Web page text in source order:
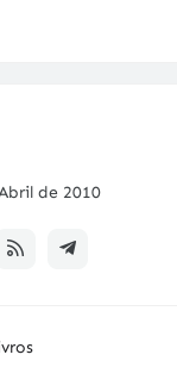
de 2010